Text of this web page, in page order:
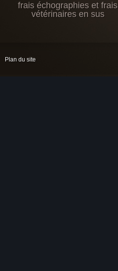
frais échographies et frais
vétérinaires en sus
Plan du site